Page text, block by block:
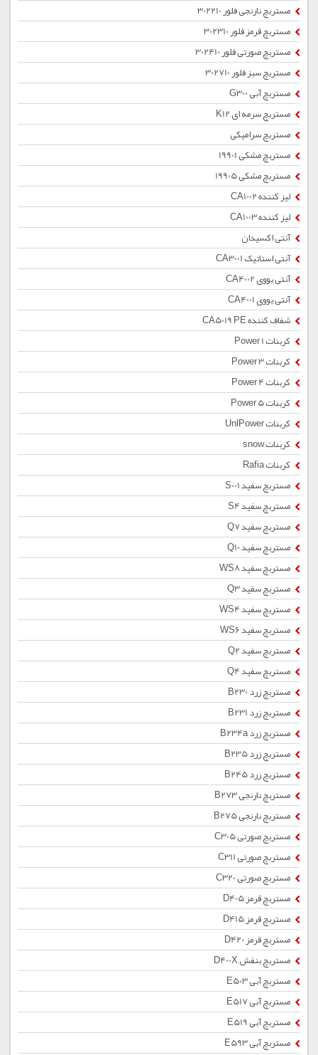
مستربچ نارنجی فلور 302210
مستربچ قرمز فلور 302310
مستربچ صورتی فلور 302410
مستربچ سبز فلور 302710
مستربچ آبی G300
مستربچ سرمه ای K12
مستربچ سرامیکی
مستربچ مشکی 19901
مستربچ مشکی 19905
لیز کننده CA1002
لیز کننده CA1003
آنتی اکسیدان
آنتی استاتیک CA3001
آنتی یووی CA4002
آنتی یووی CA4001
شفاف کننده CA5019 PE
کربنات Power 1
کربنات Power 3
کربنات Power 4
کربنات Power 5
کربنات UnlPower
کربنات snow
کربنات Rafia
مستربچ سفید S001
مستربچ سفید S4
مستربچ سفید Q7
مستربچ سفید Q10
مستربچ سفید WS8
مستربچ سفید Q3
مستربچ سفید WS4
مستربچ سفید WS6
مستربچ سفید Q2
مستربچ سفید Q4
مستربچ زرد B230
مستربچ زرد B231
مستربچ زرد B234a
مستربچ زرد B235
مستربچ زرد B245
مستربچ نارنجی B273
مستربچ نارنجی B275
مستربچ صورتی C305
مستربچ صورتی C311
مستربچ صورتی C320
مستربچ قرمز D405
مستربچ قرمز D415
مستربچ قرمز D420
مستربچ بنفش D400X
مستربچ آبی E503
مستربچ آبی E517
مستربچ آبی E519
مستربچ آبی E593